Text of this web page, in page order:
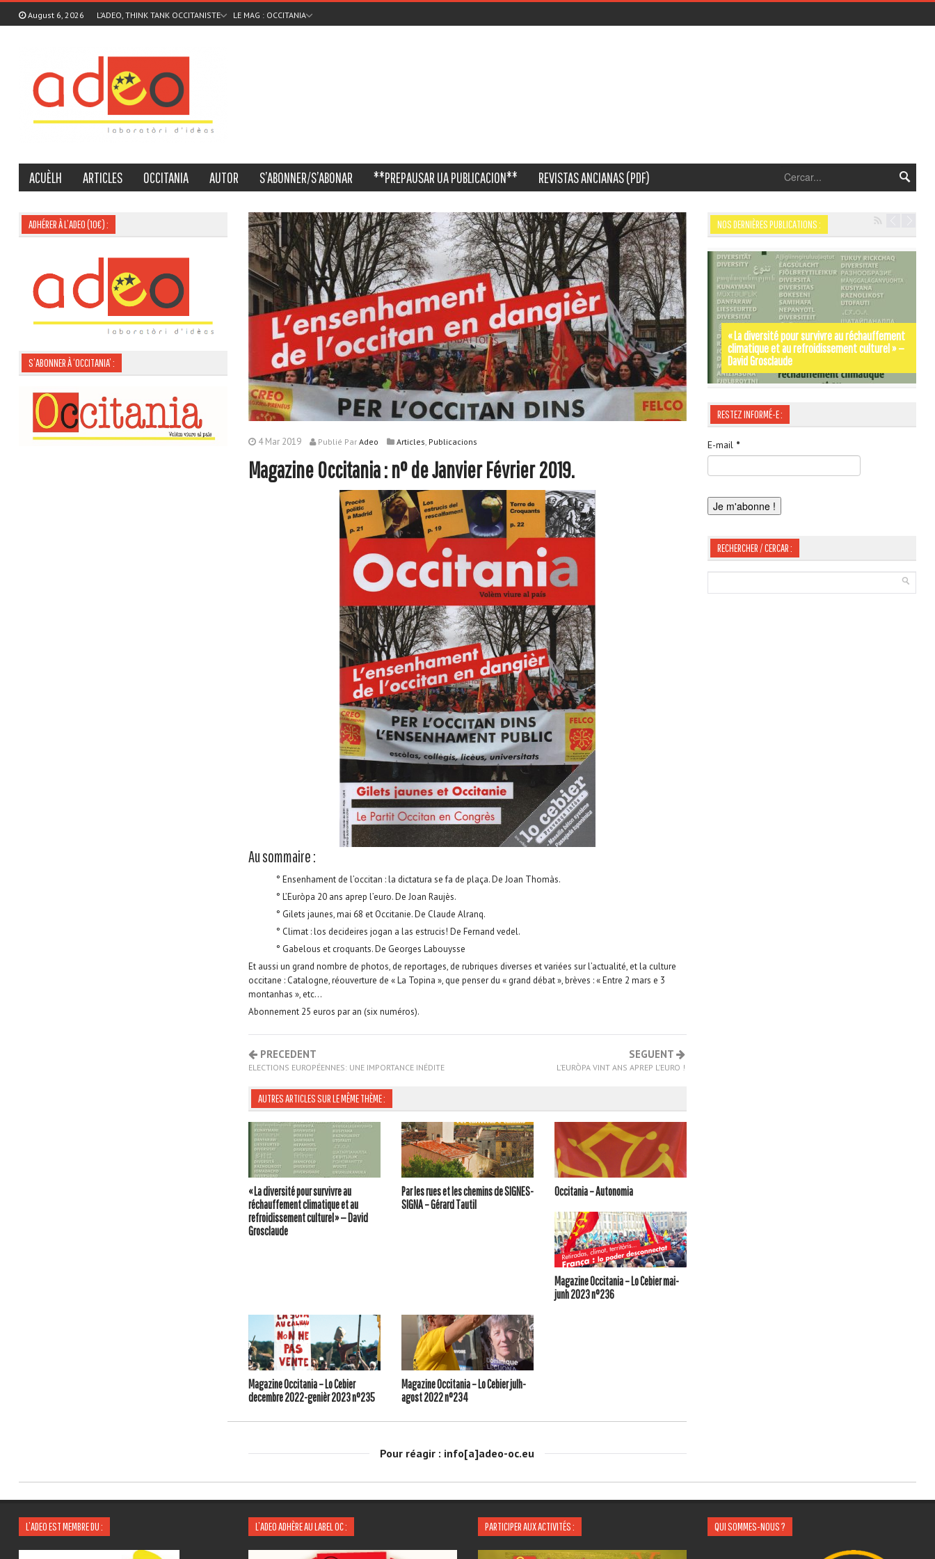
August 6, 2026 L’ADEO, THINK TANK OCCITANISTE LE MAG : OCCITANIA
ACUÈLH ARTICLES OCCITANIA AUTOR S’ABONNER/S’ABONAR **PREPAUSAR UA PUBLICACION** REVISTAS ANCIANAS (PDF)
ADHÉRER À L’ADEO (10€) :
S’ABONNER À ‘OCCITANIA’ :
4 Mar 2019 Publié Par Adeo Articles, Publicacions
Magazine Occitania : n° de Janvier Février 2019.
Au sommaire :
° Ensenhament de l’occitan : la dictatura se fa de plaça. De Joan Thomàs.
° L’Euròpa 20 ans aprep l’euro. De Joan Raujès.
° Gilets jaunes, mai 68 et Occitanie. De Claude Alranq.
° Climat : los decideires jogan a las estrucis! De Fernand vedel.
° Gabelous et croquants. De Georges Labouysse
Et aussi un grand nombre de photos, de reportages, de rubriques diverses et variées sur l’actualité, et la culture
occitane : Catalogne, réouverture de « La Topina », que penser du « grand débat », brèves : « Entre 2 mars e 3
montanhas », etc…
Abonnement 25 euros par an (six numéros).
PRECEDENT
ELECTIONS EUROPÉENNES: UNE IMPORTANCE INÉDITE
SEGUENT
L’EURÒPA VINT ANS APREP L’EURO !
AUTRES ARTICLES SUR LE MÊME THÈME :
« La diversité pour survivre au
réchauffement climatique et au
refroidissement culturel » — David
Grosclaude
Par les rues et les chemins de SIGNES-
SIGNA – Gérard Tautil
Occitania – Autonomia
Magazine Occitania – Lo Cebier mai-
junh 2023 n°236
Magazine Occitania – Lo Cebier
decembre 2022-genièr 2023 n°235
Magazine Occitania – Lo Cebier julh-
agost 2022 n°234
Pour réagir : info[a]adeo-oc.eu
NOS DERNIÈRES PUBLICATIONS :
Navigation
« La diversité pour survivre au réchauffement
climatique et au refroidissement culturel » —
David Grosclaude
Par les rues et les chemins de SIGNES-SIGNA –
Gérard Tautil
Occitània Moments d’Histoire de Jordi
LABOUYSSE
RESTEZ INFORMÉ-E :
E-mail *
RECHERCHER / CERCAR :
L’ADEO EST MEMBRE DU : L’ADEO ADHÈRE AU LABEL OC : PARTICIPER AUX ACTIVITÉS : QUI SOMMES-NOUS ?